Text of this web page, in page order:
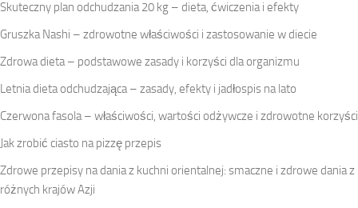
Skuteczny plan odchudzania 20 kg – dieta, ćwiczenia i efekty
Gruszka Nashi – zdrowotne właściwości i zastosowanie w diecie
Zdrowa dieta – podstawowe zasady i korzyści dla organizmu
Letnia dieta odchudzająca – zasady, efekty i jadłospis na lato
Czerwona fasola – właściwości, wartości odżywcze i zdrowotne korzyści
Jak zrobić ciasto na pizzę przepis
Zdrowe przepisy na dania z kuchni orientalnej: smaczne i zdrowe dania z
różnych krajów Azji